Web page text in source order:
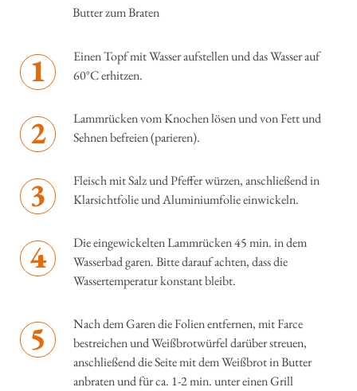
Butter zum Braten
1
Einen Topf mit Wasser aufstellen und das Wasser auf
60°C erhitzen.
2
Lammrücken vom Knochen lösen und von Fett und
Sehnen befreien (parieren).
3
Fleisch mit Salz und Pfeffer würzen, anschließend in
Klarsichtfolie und Aluminiumfolie einwickeln.
4
Die eingewickelten Lammrücken 45 min. in dem
Wasserbad garen. Bitte darauf achten, dass die
Wassertemperatur konstant bleibt.
5
Nach dem Garen die Folien entfernen, mit Farce
bestreichen und Weißbrotwürfel darüber streuen,
anschließend die Seite mit dem Weißbrot in Butter
anbraten und für ca. 1-2 min. unter einen Grill